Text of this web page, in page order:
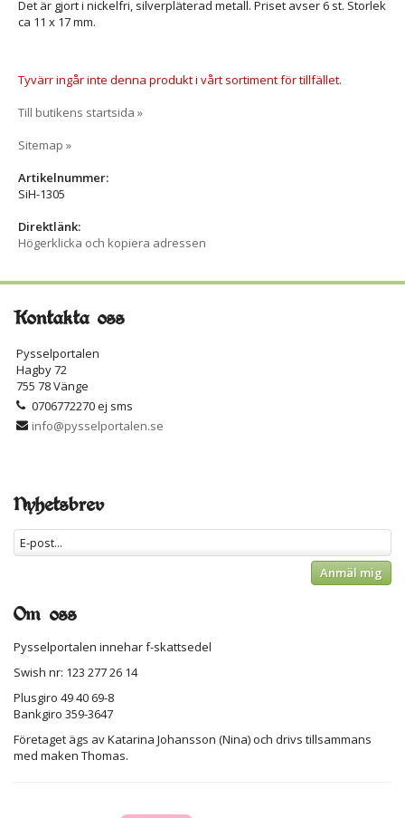
Det är gjort i nickelfri, silverpläterad metall. Priset avser 6 st. Storlek
ca 11 x 17 mm.
Tyvärr ingår inte denna produkt i vårt sortiment för tillfället.
Till butikens startsida »
Sitemap »
Artikelnummer:
SiH-1305
Direktlänk:
Högerklicka och kopiera adressen
Kontakta oss
Pysselportalen
Hagby 72
755 78 Vänge
0706772270 ej sms
info@pysselportalen.se
Nyhetsbrev
Anmäl mig
Om oss
Pysselportalen innehar f-skattsedel
Swish nr: 123 277 26 14
Plusgiro 49 40 69-8
Bankgiro 359-3647
Företaget ägs av Katarina Johansson (Nina) och drivs tillsammans
med maken Thomas.